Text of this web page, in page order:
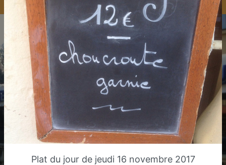
Plat du jour de jeudi 16 novembre 2017